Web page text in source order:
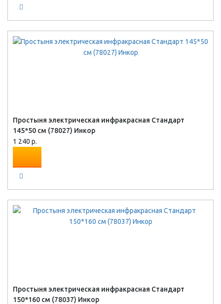
Простыня электрическая инфракрасная Стандарт
145*50 см (78027) Инкор
1 240 р.
Простыня электрическая инфракрасная Стандарт
150*160 см (78037) Инкор